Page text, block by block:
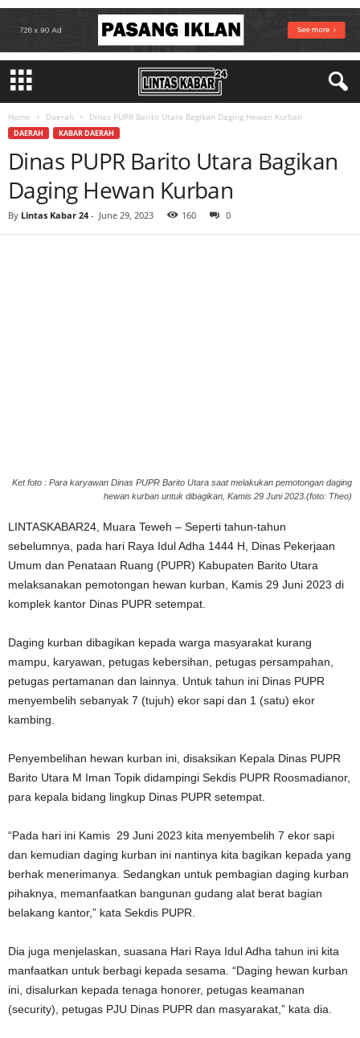
Home Daerah Dinas PUPR Barito Utara Bagikan Daging Hewan Kurban
DAERAH KABAR DAERAH
Dinas PUPR Barito Utara Bagikan
Daging Hewan Kurban
By Lintas Kabar 24- June 29, 2023 160 0
Ket foto : Para karyawan Dinas PUPR Barito Utara saat melakukan pemotongan daging
hewan kurban untuk dibagikan, Kamis 29 Juni 2023.(foto: Theo)
LINTASKABAR24, Muara Teweh – Seperti tahun-tahun
sebelumnya, pada hari Raya Idul Adha 1444 H, Dinas Pekerjaan
Umum dan Penataan Ruang (PUPR) Kabupaten Barito Utara
melaksanakan pemotongan hewan kurban, Kamis 29 Juni 2023 di
komplek kantor Dinas PUPR setempat.
Daging kurban dibagikan kepada warga masyarakat kurang
mampu, karyawan, petugas kebersihan, petugas persampahan,
petugas pertamanan dan lainnya. Untuk tahun ini Dinas PUPR
menyembelih sebanyak 7 (tujuh) ekor sapi dan 1 (satu) ekor
kambing.
Penyembelihan hewan kurban ini, disaksikan Kepala Dinas PUPR
Barito Utara M Iman Topik didampingi Sekdis PUPR Roosmadianor,
para kepala bidang lingkup Dinas PUPR setempat.
“Pada hari ini Kamis 29 Juni 2023 kita menyembelih 7 ekor sapi
dan kemudian daging kurban ini nantinya kita bagikan kepada yang
berhak menerimanya. Sedangkan untuk pembagian daging kurban
pihaknya, memanfaatkan bangunan gudang alat berat bagian
belakang kantor,” kata Sekdis PUPR.
Dia juga menjelaskan, suasana Hari Raya Idul Adha tahun ini kita
manfaatkan untuk berbagi kepada sesama. “Daging hewan kurban
ini, disalurkan kepada tenaga honorer, petugas keamanan
(security), petugas PJU Dinas PUPR dan masyarakat,” kata dia.